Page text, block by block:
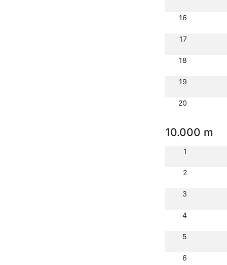
16
17
18
19
20
10.000 m
1
2
3
4
5
6